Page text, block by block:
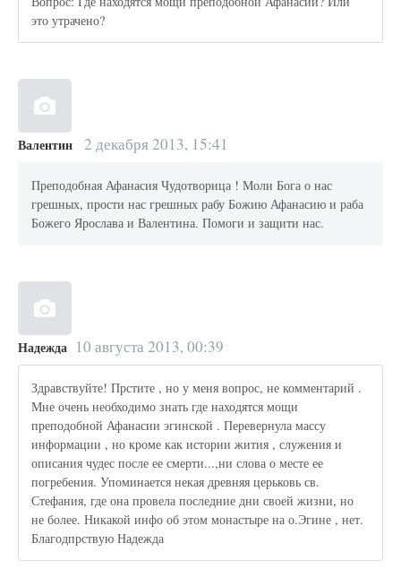
это утрачено?
Валентин 2 декабря 2013, 15:41
Преподобная Афанасия Чудотворица ! Моли Бога о нас
грешных, прости нас грешных рабу Божию Афанасию и раба
Божего Ярослава и Валентина. Помоги и защити нас.
Надежда 10 августа 2013, 00:39
Здравствуйте! Прстите , но у меня вопрос, не комментарий .
Мне очень необходимо знать где находятся мощи
преподобной Афанасии эгинской . Перевернула массу
информации , но кроме как истории жития , служения и
описания чудес после ее смерти...,ни слова о месте ее
погребения. Упоминается некая древняя церьковь св.
Стефания, где она провела последние дни своей жизни, но
не более. Никакой инфо об этом монастыре на о.Эгине , нет.
Благодпрствую Надежда